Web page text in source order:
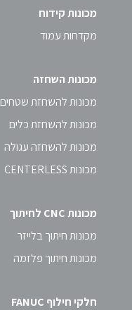
מכונות קידוח
מקדחות עמוד
מכונות השחזה
מכונות להשחזת שטחים
מכונות להשחזת כלים
מכונות להשחזה עגולה
מכונות CENTERLESS
מכונות CNC לחיתוך
מכונות חיתוך בלייזר
מכונות חיתוך פלזמה
חלקי חילוף FANUC